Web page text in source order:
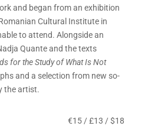
and began from an exhibition
Cultural Institute in
to attend. Alongside an
Quante and the texts
for the Study of What Is Not
and a selection from new so-
the artist.
€15 / £13 / $18